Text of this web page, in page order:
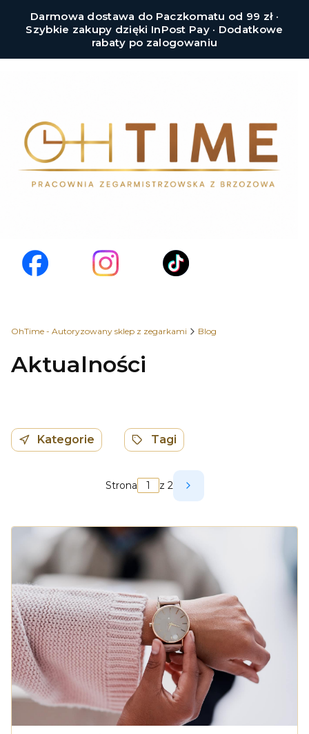
Darmowa dostawa do Paczkomatu od 99 zł ·
Szybkie zakupy dzięki InPost Pay · Dodatkowe
rabaty po zalogowaniu
OhTime - Autoryzowany sklep z zegarkami Blog
Aktualności
Kategorie Tagi
Strona z 2 Następne wpisy